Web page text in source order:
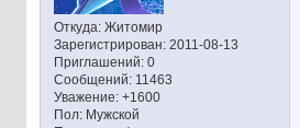
Откуда:Житомир
Зарегистрирован: 2011-08-13
Приглашений:0
Сообщений:11463
Уважение: +1600
Пол:Мужской